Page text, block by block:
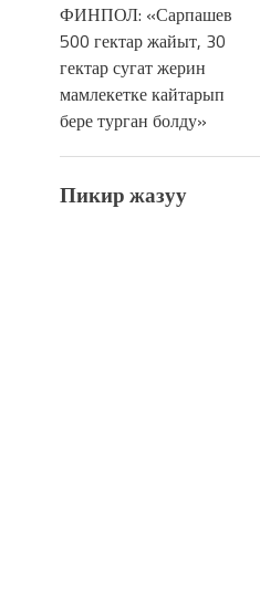
ФИНПОЛ: «Сарпашев
500 гектар жайыт, 30
гектар сугат жерин
мамлекетке кайтарып
бере турган болду»
Пикир жазуу